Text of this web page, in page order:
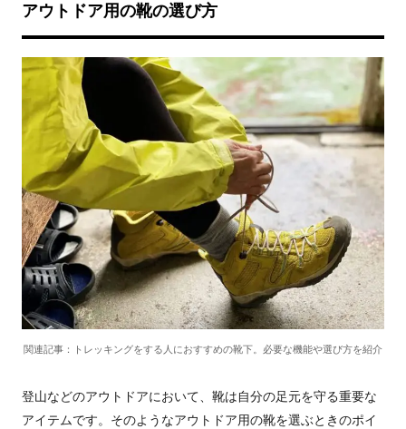
アウトドア用の靴の選び方
関連記事：トレッキングをする人におすすめの靴下。必要な機能や選び方を紹介
登山などのアウトドアにおいて、靴は自分の足元を守る重要な
アイテムです。そのようなアウトドア用の靴を選ぶときのポイ